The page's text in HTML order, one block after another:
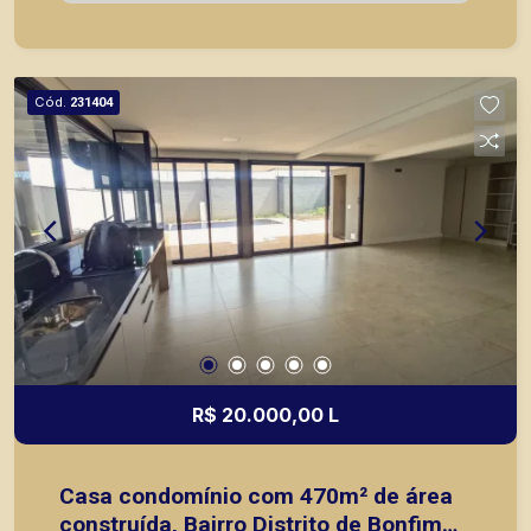
ou mesmo nos principais lançamentos da cidade
de Ribeirão Preto.
Cód. 231404
R$ 20.000,00 L
Casa condomínio com 470m² de área
construída, Bairro Distrito de Bonfim